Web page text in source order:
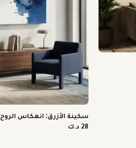
سكينة الأزرق: انعكاس الروح
28 د.ك